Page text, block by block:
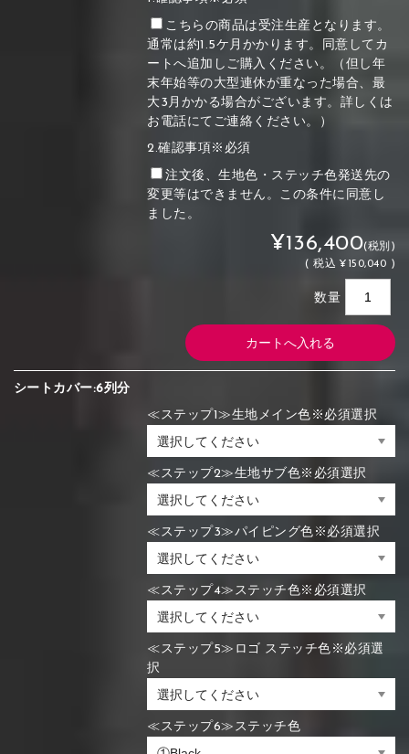
こちらの商品は受注生産となります。
通常は約1.5ケ月かかります。同意してカ
ートへ追加しご購入ください。（但し年
末年始等の大型連休が重なった場合、最
大3月かかる場合がございます。詳しくは
お電話にてご連絡ください。）
2.確認事項※必須
注文後、生地色・ステッチ色発送先の
変更等はできません。この条件に同意し
ました。
¥136,400(税別)
(税込 ¥150,040 )
数量
シートカバー:6列分
≪ステップ1≫生地メイン色※必須選択
≪ステップ2≫生地サブ色※必須選択
≪ステップ3≫パイピング色※必須選択
≪ステップ4≫ステッチ色※必須選択
≪ステップ5≫ロゴ ステッチ色※必須選
択
≪ステップ6≫ステッチ色